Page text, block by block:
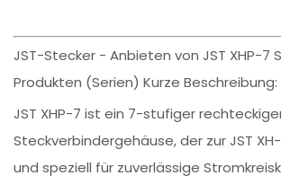
JST-Stecker - Anbieten von JST XHP-7
Produkten (Serien) Kurze Beschreibung:
JST XHP-7 ist ein 7-stufiger
Steckverbindergehäuse, der zur JST
und speziell für zuverlässige